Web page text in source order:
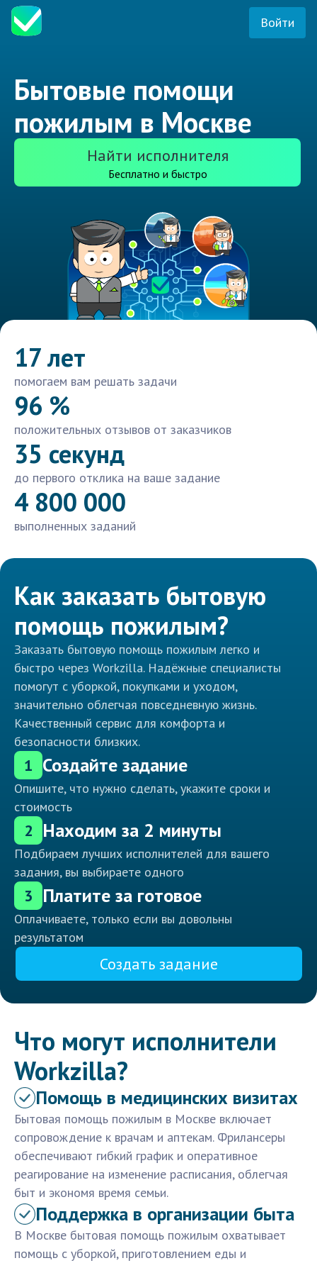
Войти
Бытовые помощи
пожилым в Москве
Найти исполнителя
Бесплатно и быстро
17 лет
помогаем вам решать задачи
96 %
положительных отзывов от заказчиков
35 секунд
до первого отклика на ваше задание
4 800 000
выполненных заданий
Как заказать бытовую
помощь пожилым?
Заказать бытовую помощь пожилым легко и
быстро через Workzilla. Надёжные специалисты
помогут с уборкой, покупками и уходом,
значительно облегчая повседневную жизнь.
Качественный сервис для комфорта и
безопасности близких.
1 Создайте задание
Опишите, что нужно сделать, укажите сроки и
стоимость
2 Находим за 2 минуты
Подбираем лучших исполнителей для вашего
задания, вы выбираете одного
3 Платите за готовое
Оплачиваете, только если вы довольны
результатом
Создать задание
Что могут исполнители
Workzilla?
Помощь в медицинских визитах
Бытовая помощь пожилым в Москве включает
сопровождение к врачам и аптекам. Фрилансеры
обеспечивают гибкий график и оперативное
реагирование на изменение расписания, облегчая
быт и экономя время семьи.
Поддержка в организации быта
В Москве бытовая помощь пожилым охватывает
помощь с уборкой, приготовлением еды и